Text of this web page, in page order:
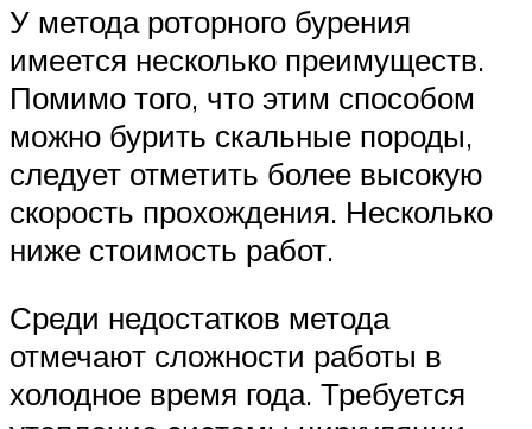
У метода роторного бурения
имеется несколько преимуществ.
Помимо того, что этим способом
можно бурить скальные породы,
следует отметить более высокую
скорость прохождения. Несколько
ниже стоимость работ.
Среди недостатков метода
отмечают сложности работы в
холодное время года. Требуется